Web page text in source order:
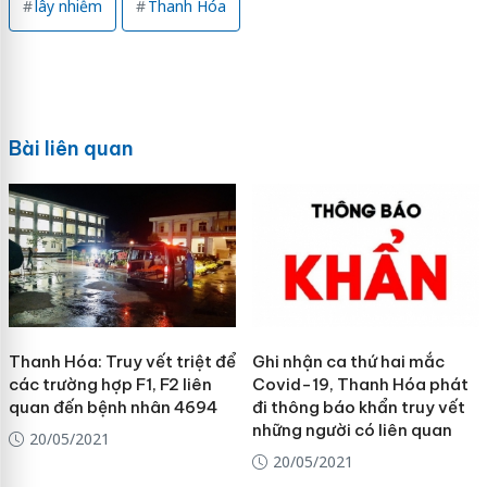
lây nhiễm Thanh Hóa
Bài liên quan
Thanh Hóa: Truy vết triệt để
các trường hợp F1, F2 liên
quan đến bệnh nhân 4694
20/05/2021
Ghi nhận ca thứ hai mắc
Covid-19, Thanh Hóa phát
đi thông báo khẩn truy vết
những người có liên quan
20/05/2021